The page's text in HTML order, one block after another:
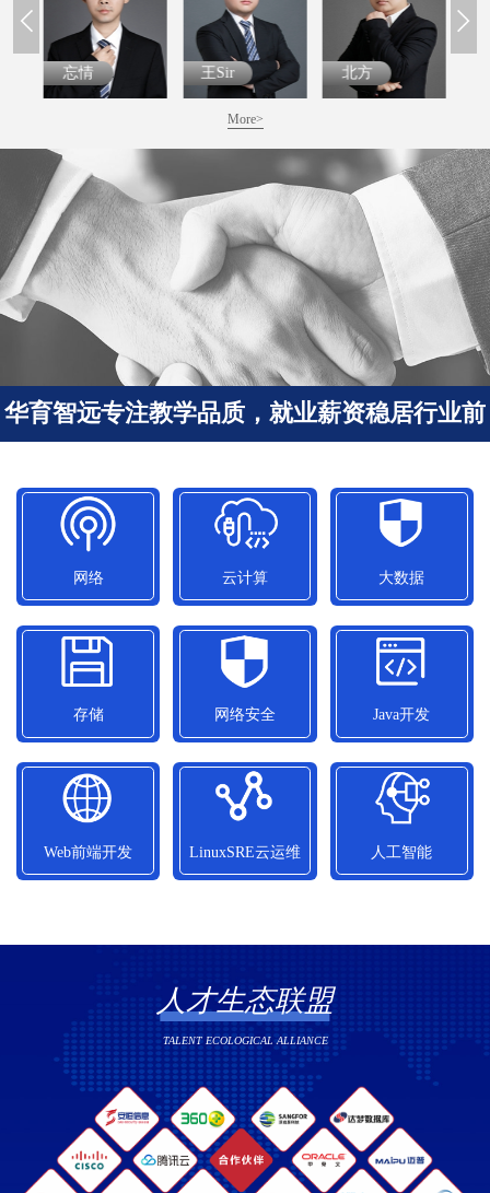
王Sir 北方 松松
More>
华育智远专注教学品质，就业薪资稳居行业前
网络
网络
平均就业薪资
11050元/月
云计算
云计算
平均就业薪资
15300元/月
大数据
大数据
平均就业薪资
12500元/月
存储
存储
平均就业薪资
10800元/月
网络安全
网络安全
平均就业薪资
13090元/月
Java开发
Java开发
平均就业薪资
14010元/月
Web前端开发 LinuxSRE云运维 人工智能
人才生态联盟
TALENT ECOLOGICAL ALLIANCE